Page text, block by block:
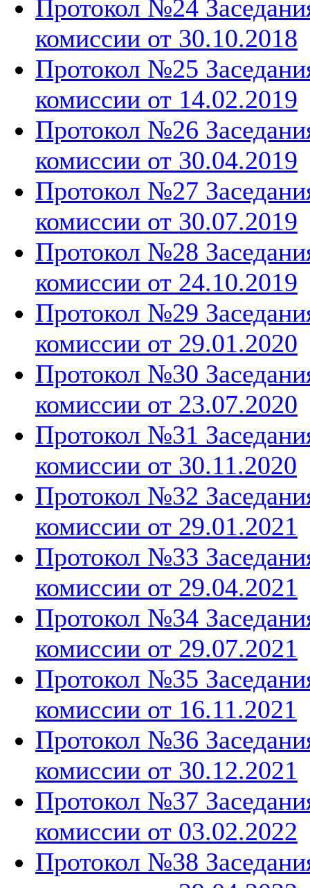
Протокол №24
комиссии от 30.10.2018
Протокол №25
комиссии от 14.02.2019
Протокол №26
комиссии от 30.04.2019
Протокол №27
комиссии от 30.07.2019
Протокол №28
комиссии от 24.10.2019
Протокол №29
комиссии от 29.01.2020
Протокол №30
комиссии от 23.07.2020
Протокол №31
комиссии от 30.11.2020
Протокол №32
комиссии от 29.01.2021
Протокол №33
комиссии от 29.04.2021
Протокол №34
комиссии от 29.07.2021
Протокол №35
комиссии от 16.11.2021
Протокол №36
комиссии от 30.12.2021
Протокол №37
комиссии от 03.02.2022
Протокол №38